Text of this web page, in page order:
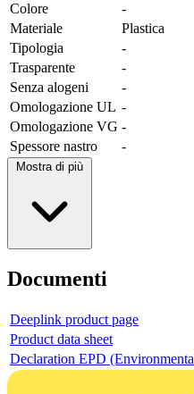
Colore
-
Materiale
Plastica
Tipologia
-
Trasparente
-
Senza alogeni
-
Omologazione UL -
Omologazione VG -
Spessore nastro
-
Mostra di più
Documenti
Deeplink product page
Product data sheet
Declaration EPD